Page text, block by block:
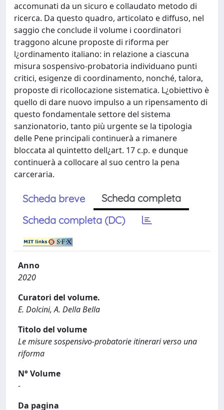
accomunati da un sicuro e collaudato metodo di
ricerca. Da questo quadro, articolato e diffuso, nel
saggio che conclude il volume i coordinatori
traggono alcune proposte di riforma per
l¿ordinamento italiano: in relazione a ciascuna
misura sospensivo-probatoria individuano punti
critici, esigenze di coordinamento, nonché, talora,
proposte di ricollocazione sistematica. L¿obiettivo è
quello di dare nuovo impulso a un ripensamento di
questo fondamentale settore del sistema
sanzionatorio, tanto più urgente se la tipologia
delle Pene principali continuerà a rimanere
bloccata al quintetto dell¿art. 17 c.p. e dunque
continuerà a collocare al suo centro la pena
carceraria.
Scheda breve
Scheda completa
Scheda completa (DC)
Anno
2020
Curatori del volume.
E. Dolcini, A. Della Bella
Titolo del volume
Le misure sospensivo-probatorie itinerari verso una
riforma
N° Volume
-
Da pagina